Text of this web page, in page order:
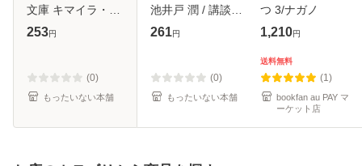
文庫 キマイラ・
吼) / 夢枕獏 / 朝日
料】
253円
(0)
もったいない本舗
池井戸 潤 / 講談社
[文庫]【メール便送
261円
(0)
もったいない本舗
つ 3/ナガノ
1,210円
送料無料
(1)
bookfan au PAY マ
ーケット店